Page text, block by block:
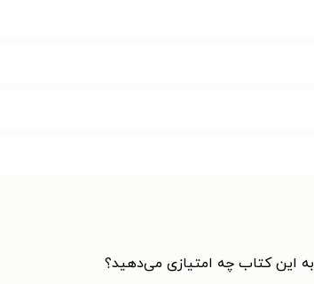
به این کتاب چه امتیازی می‌دهید؟